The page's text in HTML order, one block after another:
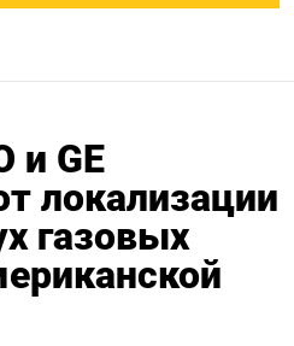
и GE
локализации
газовых